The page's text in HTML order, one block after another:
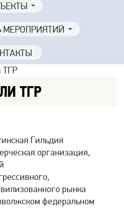
МЕРОПРИЯТИЙ
ТГР
ТГР
Гильдия
организация,
рынка
федеральном